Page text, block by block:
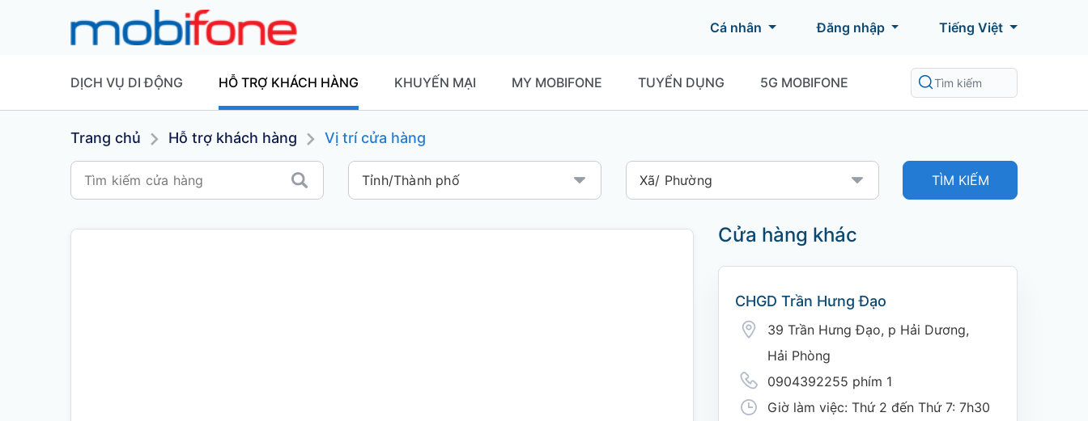
Cá nhân Đăng nhập Tiếng Việt
DỊCH VỤ DI ĐỘNG HỖ TRỢ KHÁCH HÀNG KHUYẾN MẠI MY MOBIFONE TUYỂN DỤNG 5G MOBIFONE
Trang chủ Hỗ trợ khách hàng Vị trí cửa hàng
TÌM KIẾM
Cửa hàng khác
CHGD Trần Hưng Đạo
39 Trần Hưng Đạo, p Hải Dương,
Hải Phòng
0904392255 phím 1
Giờ làm việc: Thứ 2 đến Thứ 7: 7h30